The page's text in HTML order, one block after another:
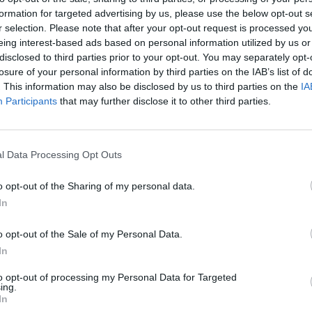
for targeted advertising by us, please use the below opt-out
selection. Please note that after your opt-out request is processed
interest-based ads based on personal information utilized by us
to third parties prior to your opt-out. You may separately
of your personal information by third parties on the IAB’s list of
This information may also be disclosed by us to third parties on the
Participants that may further disclose it to other third parties.
Data Processing Opt Outs
opt-out of the Sharing of my personal data.
opt-out of the Sale of my Personal Data.
opt-out of processing my Personal Data for Targeted
Gaming i nie da się ukryć, że dość szybko wyjaśnili
była nawet dogrywka. Ale od początku – lepiej w tę
minuty były już praktycznie wymianą ciosów, w efekcie
zarówno w pierwszej, jak i w drugiej połowie, w
rezultat 12:12. Nie było rady – potrzebna była
stronę, wygrywając 16:14.
Aurory. I to turecka ekipa zgarnęła trzy pierwsze
do sytuacji remisowej, do której doszło po
cztery końcowe ciosy, znowu triumfując, tym
natomiast Nuke, który był już mapą bez historii. Tam
rozgromili Aurorę 13:4. I w ten sposób z przytupem
"Techno" Munkhbolda, którego wybrano MVP całego
World Cup 2025